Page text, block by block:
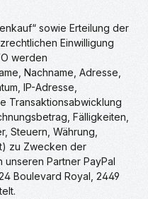
sowie Erteilung der
Einwilligung
werden
Nachname, Adresse,
IP-Adresse,
Transaktionsabwicklung
Fälligkeiten,
Steuern, Währung,
zu Zwecken der
Partner PayPal
Boulevard Royal, 2449